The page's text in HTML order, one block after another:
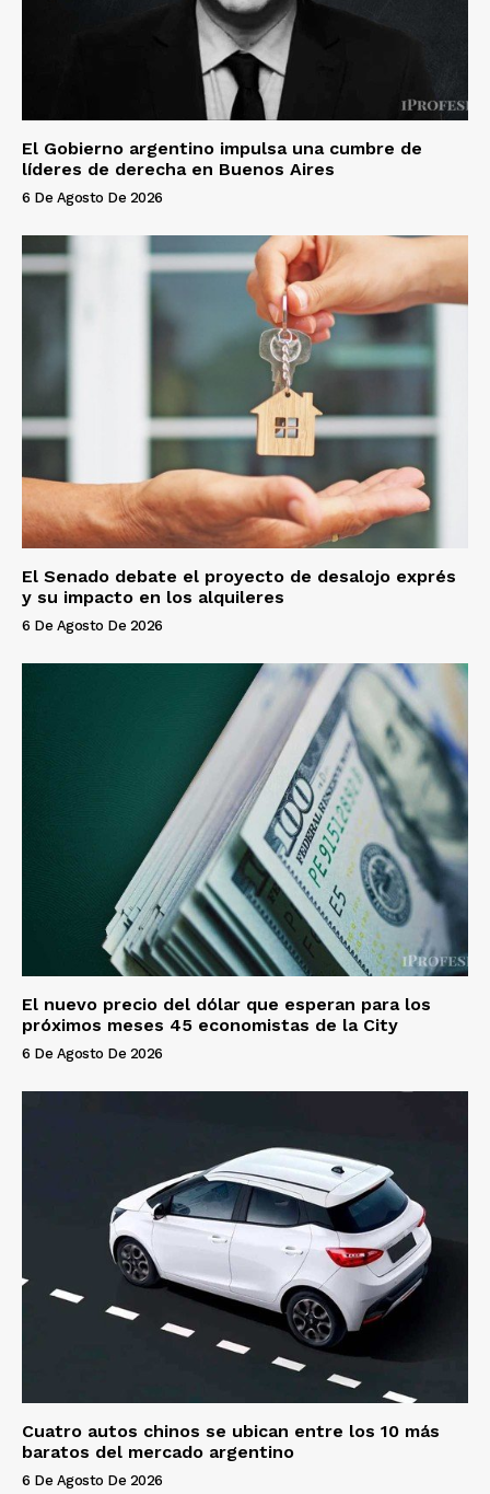
El Gobierno argentino impulsa una cumbre de
líderes de derecha en Buenos Aires
6 De Agosto De 2026
El Senado debate el proyecto de desalojo exprés
y su impacto en los alquileres
6 De Agosto De 2026
El nuevo precio del dólar que esperan para los
próximos meses 45 economistas de la City
6 De Agosto De 2026
Cuatro autos chinos se ubican entre los 10 más
baratos del mercado argentino
6 De Agosto De 2026